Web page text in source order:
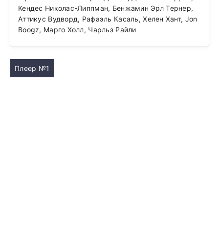
Кендес Николас-Липпман, Бенжамин Эрл Тернер,
Аттикус Вудворд, Рафаэль Касаль, Хелен Хант, Jon
Boogz, Марго Холл, Чарльз Райли
Плеер №1